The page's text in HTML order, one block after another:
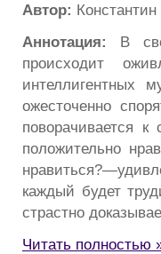
Автор:
Аннотация: В
происходит
интеллигентных
ожесточенно
поворачивается
положительно
каждый будет
страстно
Читать полностью